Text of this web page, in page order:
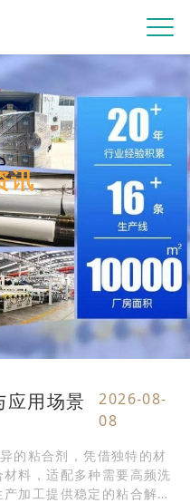
讯
应用场景
2026-08-
08
的粘合剂，凭借独特的材
料，适配多种需要高频洗
加工提供稳定的粘合解决